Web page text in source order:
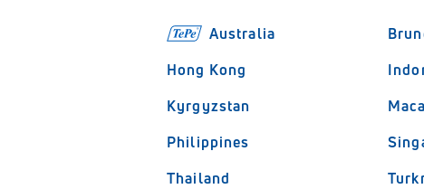
Australia
Hong Kong
Kyrgyzstan
Philippines
Thailand